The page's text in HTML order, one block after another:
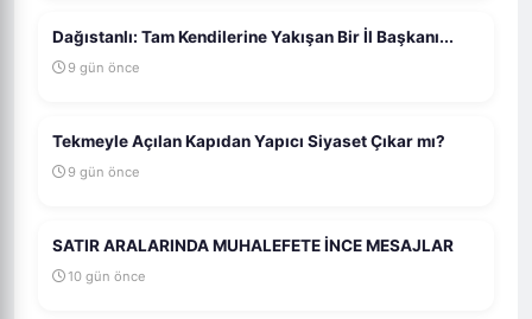
Dağıstanlı: Tam Kendilerine Yakışan Bir İl Başkanı...
9 gün önce
Tekmeyle Açılan Kapıdan Yapıcı Siyaset Çıkar mı?
9 gün önce
SATIR ARALARINDA MUHALEFETE İNCE MESAJLAR
10 gün önce